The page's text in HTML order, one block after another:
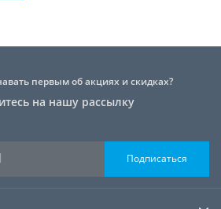
первым об акциях и скидках?
на нашу рассылку
Подписаться